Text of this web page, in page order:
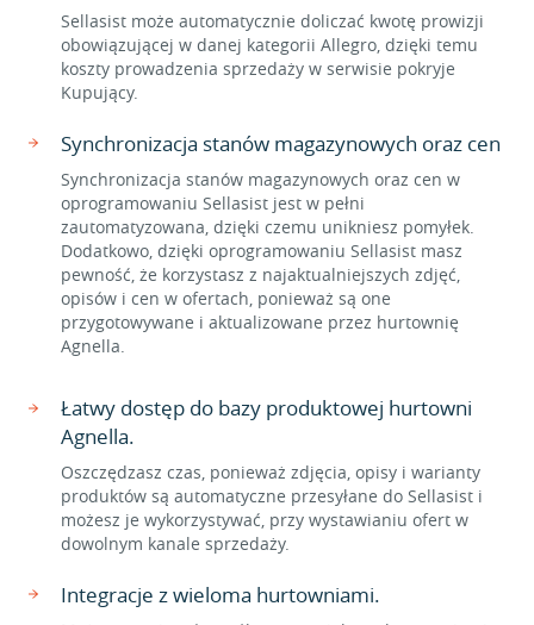
Sellasist może automatycznie doliczać kwotę prowizji
obowiązującej w danej kategorii Allegro, dzięki temu
koszty prowadzenia sprzedaży w serwisie pokryje
Kupujący.
Synchronizacja stanów magazynowych oraz cen
Synchronizacja stanów magazynowych oraz cen w
oprogramowaniu Sellasist jest w pełni
zautomatyzowana, dzięki czemu unikniesz pomyłek.
Dodatkowo, dzięki oprogramowaniu Sellasist masz
pewność, że korzystasz z najaktualniejszych zdjęć,
opisów i cen w ofertach, ponieważ są one
przygotowywane i aktualizowane przez hurtownię
Agnella.
Łatwy dostęp do bazy produktowej hurtowni
Agnella.
Oszczędzasz czas, ponieważ zdjęcia, opisy i warianty
produktów są automatyczne przesyłane do Sellasist i
możesz je wykorzystywać, przy wystawianiu ofert w
dowolnym kanale sprzedaży.
Integracje z wieloma hurtowniami.